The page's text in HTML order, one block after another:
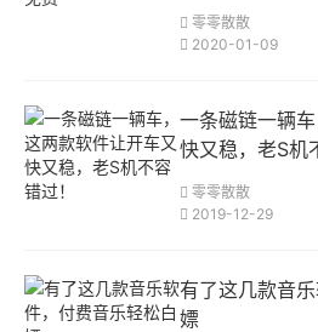
零零散散
2020-01-09
一条磁链一辆
快又稳，老S机
零零散散
2019-12-29
有了这几款音
嫖